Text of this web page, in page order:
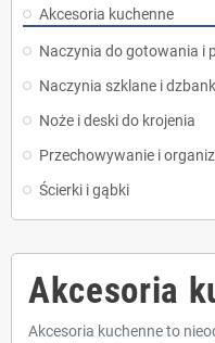
Akcesoria kuchenne
Naczynia do gotowania i
Naczynia szklane i
Noże i deski do krojenia
Przechowywanie i
Ścierki i gąbki
Akcesoria
Akcesoria kuchenne to